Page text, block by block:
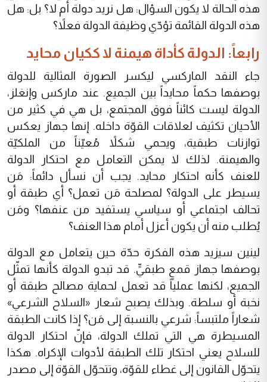
هذه الحالة لا يكون السؤال: هل نريد دولة أم لا؟ بل: هل
هذه الدولة القائمة تؤدّي وظيفة الدولة فعلاً؟
رابعاً: الدولة كأداة هيمنة لا ككيان محايد
جاء النقد الماركسي ليكسر الصورة المثالية للدولة
بوصفها حكماً محايداً بين الجميع. عند ماركس وإنغلز،
الدولة ليست كائناً فوق المجتمع، بل هي في كثير من
الأحيان تكثيف لعلاقات القوّة داخله. إنها جهاز يعكس
توازنات طبقية، ويحمي شكلاً مُعيّناً من الملكيّة
والهيمنة. لذلك لا يمكن التعامل مع احتكار الدولة
للعنف كأنه احتكار محايد. يجب أن نسأل دائماً: مَن
يسيطر على الدولة؟ لمصلحة مَن تعمل؟ أي طبقة أو
تحالف اجتماعي أو سياسي يستفيد من عنفها؟ ومَن
يُطلب منه أن يكون أعزل أمام هذا العنف؟
لينين سيزيد هذه الفكرة حدّة حين يتعامل مع الدولة
بوصفها جهاز قمعٍ طبقيٍّ. قد تبدو الدولة كأنها تمثّل
الجميع، لكنها عملياً قد تعمل لحماية مصالح طبقة أو
نخبة أو سلطة. وبذلك يصبح شعار «السلاح الشرعي»
شعاراً ملتبساً: شرعي بالنسبة إلى مَن؟ إذا كانت الطبقة
المسيطرة هي التي تملك الدولة، فإنّ احتكار الدولة
للسلاح يعني احتكار تلك الطبقة لأدوات الإكراه. هكذا
يتحوّل القانون إلى غطاء للقوّة، وتتحوّل القوّة إلى مصدر